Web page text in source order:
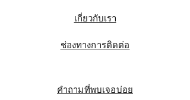
เกี่ยวกับเรา
ช่องทางการติดต่อ
คำถามที่พบเจอบ่อย